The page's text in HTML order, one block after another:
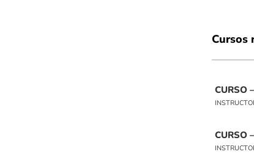
Cursos
CURSO
CURSO